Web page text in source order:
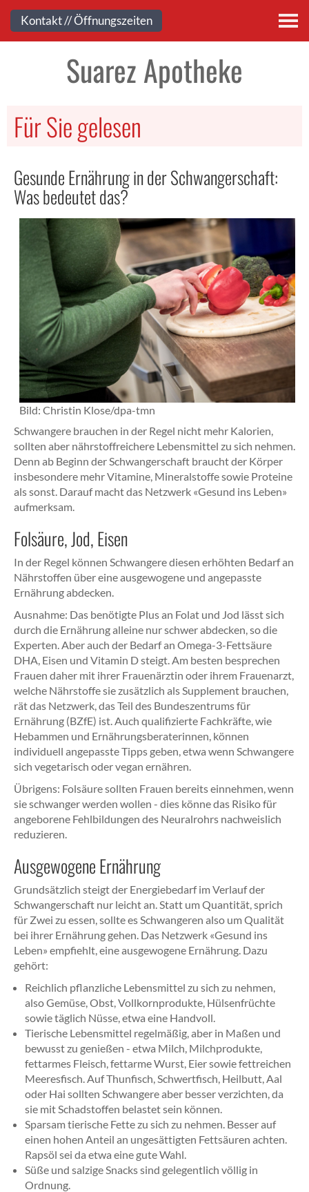
Kontakt
Suarez Apotheke
Für Sie gelesen
Gesunde Ernährung in der Schwangerschaft:
Was bedeutet das?
Bild: Christin Klose/dpa-tmn
Schwangere brauchen in der Regel nicht mehr Kalorien,
sollten aber nährstoffreichere Lebensmittel zu sich nehmen.
Denn ab Beginn der Schwangerschaft braucht der Körper
insbesondere mehr Vitamine, Mineralstoffe sowie Proteine
als sonst. Darauf macht das Netzwerk «Gesund ins Leben»
aufmerksam.
Folsäure, Jod, Eisen
In der Regel können Schwangere diesen erhöhten Bedarf an
Nährstoffen über eine ausgewogene und angepasste
Ernährung abdecken.
Ausnahme: Das benötigte Plus an Folat und Jod lässt sich
durch die Ernährung alleine nur schwer abdecken, so die
Experten. Aber auch der Bedarf an Omega-3-Fettsäure
DHA, Eisen und Vitamin D steigt. Am besten besprechen
Frauen daher mit ihrer Frauenärztin oder ihrem Frauenarzt,
welche Nährstoffe sie zusätzlich als Supplement brauchen,
rät das Netzwerk, das Teil des Bundeszentrums für
Ernährung (BZfE) ist. Auch qualifizierte Fachkräfte, wie
Hebammen und Ernährungsberaterinnen, können
individuell angepasste Tipps geben, etwa wenn Schwangere
sich vegetarisch oder vegan ernähren.
Übrigens: Folsäure sollten Frauen bereits einnehmen, wenn
sie schwanger werden wollen - dies könne das Risiko für
angeborene Fehlbildungen des Neuralrohrs nachweislich
reduzieren.
Ausgewogene Ernährung
Grundsätzlich steigt der Energiebedarf im Verlauf der
Schwangerschaft nur leicht an. Statt um Quantität, sprich
für Zwei zu essen, sollte es Schwangeren also um Qualität
bei ihrer Ernährung gehen. Das Netzwerk «Gesund ins
Leben» empfiehlt, eine ausgewogene Ernährung. Dazu
gehört:
Reichlich pflanzliche Lebensmittel zu sich zu nehmen,
also Gemüse, Obst, Vollkornprodukte, Hülsenfrüchte
sowie täglich Nüsse, etwa eine Handvoll.
Tierische Lebensmittel regelmäßig, aber in Maßen und
bewusst zu genießen - etwa Milch, Milchprodukte,
fettarmes Fleisch, fettarme Wurst, Eier sowie fettreichen
Meeresfisch. Auf Thunfisch, Schwertfisch, Heilbutt, Aal
oder Hai sollten Schwangere aber besser verzichten, da
sie mit Schadstoffen belastet sein können.
Sparsam tierische Fette zu sich zu nehmen. Besser auf
einen hohen Anteil an ungesättigten Fettsäuren achten.
Rapsöl sei da etwa eine gute Wahl.
Süße und salzige Snacks sind gelegentlich völlig in
Ordnung.
Kontakt // Öffnungszeiten